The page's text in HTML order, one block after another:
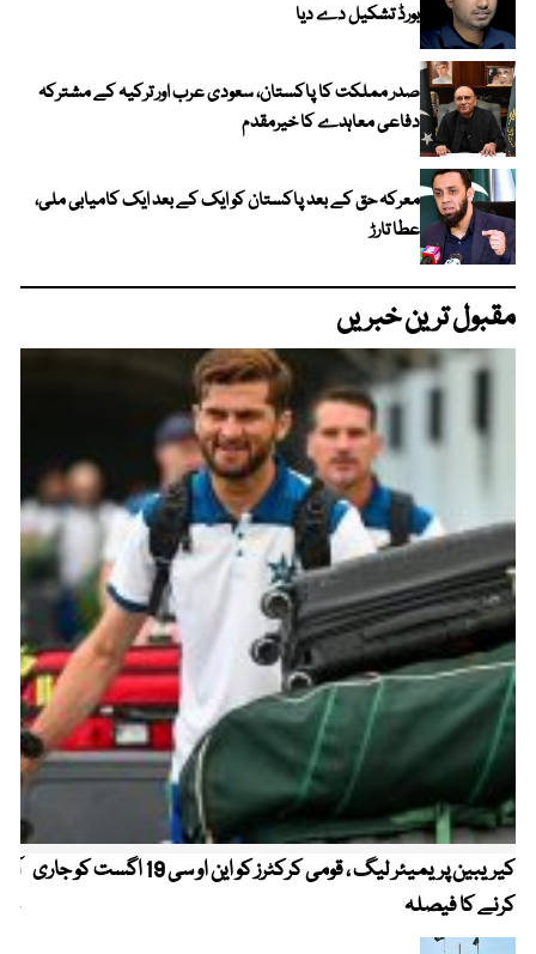
بورڈ تشکیل دے دیا
صدر مملکت کا پاکستان، سعودی عرب اور ترکیہ کے مشترکہ
دفاعی معاہدے کا خیرمقدم
معرکہ حق کے بعد پاکستان کو ایک کے بعد ایک کامیابی ملی،
عطا تارڑ
مقبول ترین خبریں
کیریبین پریمیئر لیگ ، قومی کرکٹرز کو این او سی 19 اگست کو جاری
کرنے کا فیصلہ